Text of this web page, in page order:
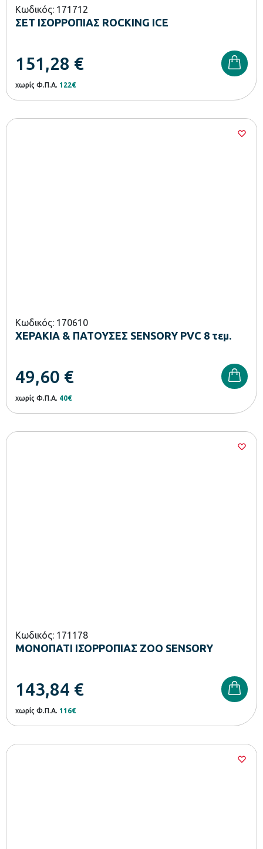
Κωδικός: 171712
ΣΕΤ ΙΣΟΡΡΟΠΙΑΣ ROCKING ICE
151,28 €
χωρίς Φ.Π.Α. 122€
Κωδικός: 170610
ΧΕΡΑΚΙΑ & ΠΑΤΟΥΣΕΣ SENSORY PVC 8 τεμ.
49,60 €
χωρίς Φ.Π.Α. 40€
Κωδικός: 171178
ΜΟΝΟΠΑΤΙ ΙΣΟΡΡΟΠΙΑΣ ZOO SENSORY
143,84 €
χωρίς Φ.Π.Α. 116€